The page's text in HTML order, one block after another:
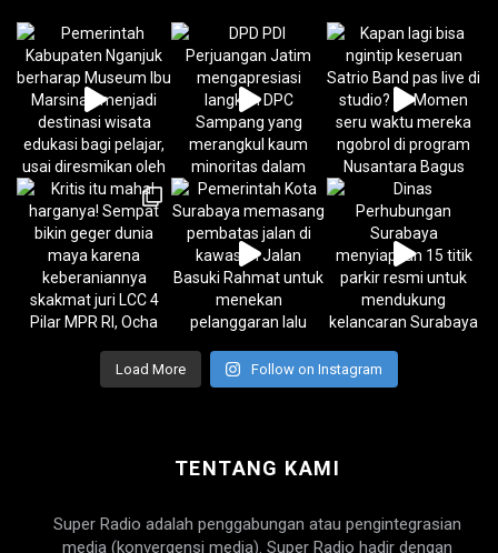
Load More Follow on Instagram
TENTANG KAMI
Super Radio adalah penggabungan atau pengintegrasian
media (konvergensi media). Super Radio hadir dengan